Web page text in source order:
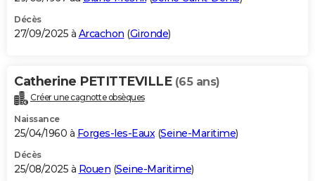
GUIDES D'ACHAT
BONS PLANS
Carte de Noël
Carte Bonne année
Carte Saint-Valentin
Carte Pâques
Carte d'anniversaire
DICTIONNAIRE
Dictionnaire
Biographies
Citations
Expressions
Proverbes
PROGRAMME TV
S'inscrire
Se connecter
Lycées
Collèges
Primaires
Universités
Entreprises
Service militaire
Avis de recherche
AVIS DE DÉCÈS
Décès
27/09/2025 à Arcachon (Gironde)
Catherine PETITTEVILLE (65 ans)
Créer une cagnotte obsèques
Naissance
25/04/1960 à Forges-les-Eaux(Seine-Maritime)
Décès
25/08/2025 à Rouen (Seine-Maritime)